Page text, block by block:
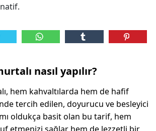
nasıl yapılır?
hem kahvaltılarda hem de hafif
tercih edilen, doyurucu ve besleyici
oldukça basit olan bu tarif, hem